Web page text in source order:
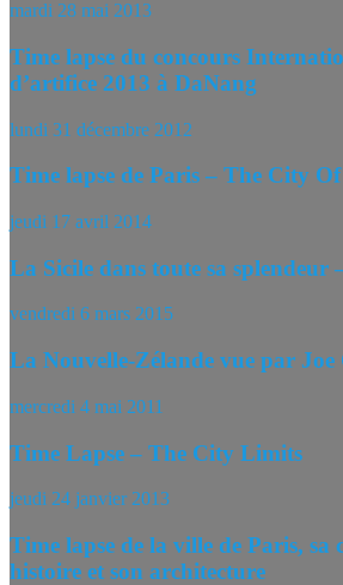
mardi 28 mai 2013
Time lapse du concours
d’artifice 2013 à DaNang
lundi 31 décembre 2012
Time lapse de Paris – The City
jeudi 17 avril 2014
La Sicile dans toute sa splendeur
vendredi 6 mars 2015
La Nouvelle-Zélande vue par Joe
mercredi 4 mai 2011
Time Lapse – The City Limits
jeudi 24 janvier 2013
Time lapse de la ville de Paris, sa
histoire et son architecture